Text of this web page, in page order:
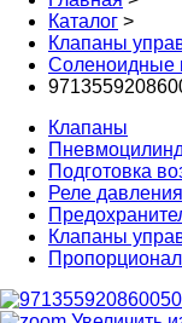
Каталог >
Клапаны
Соленоидные
Клапаны
Подготовка
Реле давления
Клапаны